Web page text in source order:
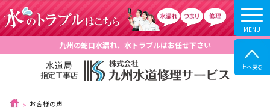
九州の蛇口水漏れ、水トラブルはお任せ下さい
お客様の声